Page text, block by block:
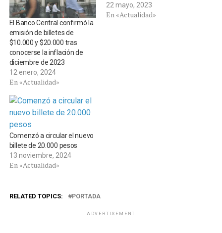
El Banco Central confirmó la
emisión de billetes de
$10.000 y $20.000 tras
conocerse la inflación de
diciembre de 2023
12 enero, 2024
En «Actualidad»
22 mayo, 2023
En «Actualidad»
Comenzó a circular el nuevo
billete de 20.000 pesos
13 noviembre, 2024
En «Actualidad»
RELATED TOPICS: PORTADA
ADVERTISEMENT